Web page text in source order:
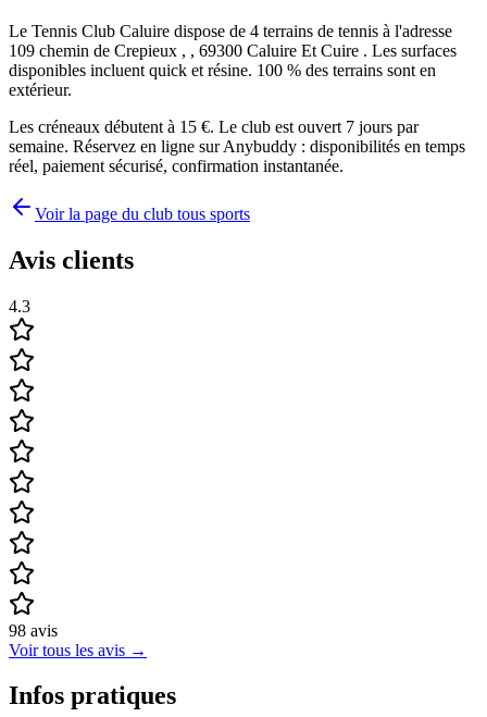
Le Tennis Club Caluire dispose de 4 terrains de tennis à l'adresse
109 chemin de Crepieux , , 69300 Caluire Et Cuire . Les surfaces
disponibles incluent quick et résine. 100 % des terrains sont en
extérieur.
Les créneaux débutent à 15 €. Le club est ouvert 7 jours par
semaine. Réservez en ligne sur Anybuddy : disponibilités en temps
réel, paiement sécurisé, confirmation instantanée.
Voir la page du club tous sports
Avis clients
4.3
98 avis
Voir tous les avis →
Infos pratiques